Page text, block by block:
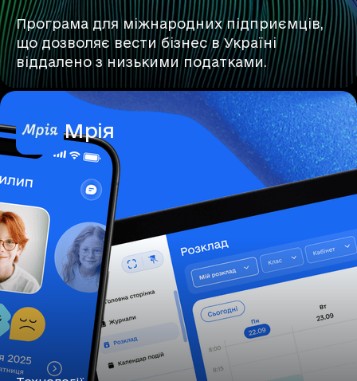
Програма для міжнародних підприємців,
що дозволяє вести бізнес в Україні
віддалено з низькими податками.
Мрія